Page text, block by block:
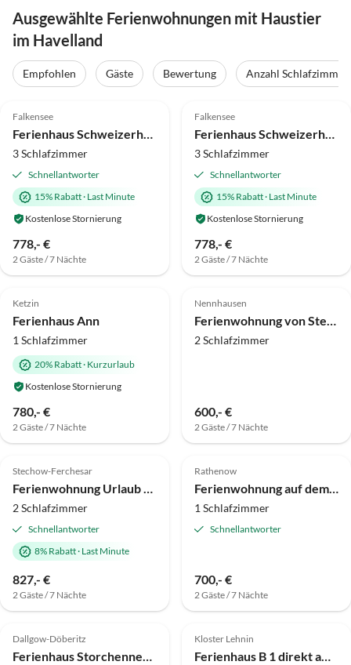
Ausgewählte Ferienwohnungen mit Haustier
im Havelland
Empfohlen Gäste Bewertung Anzahl Schlafzimmer
Top-Inserat
Falkensee
Ferienhaus Schweizerhaus
3 Schlafzimmer
Schnellantworter
15% Rabatt· Last Minute
Kostenlose Stornierung
778,- €
2 Gäste / 7 Nächte
Top-Inserat
Falkensee
Ferienhaus Schweizerhaus, FeWo Luzern (Obergeschoss)
3 Schlafzimmer
Schnellantworter
15% Rabatt· Last Minute
Kostenlose Stornierung
778,- €
2 Gäste / 7 Nächte
Top-Inserat
5.0 (17)
Ketzin
Ferienhaus Ann
1 Schlafzimmer
20% Rabatt· Kurzurlaub
Kostenlose Stornierung
780,- €
2 Gäste / 7 Nächte
4.9 (12)
Nennhausen
Ferienwohnung von Stechow
2 Schlafzimmer
600,- €
2 Gäste / 7 Nächte
Top-Inserat
4.8 (10)
Stechow-Ferchesar
Ferienwohnung Urlaub am See
2 Schlafzimmer
Schnellantworter
8% Rabatt· Last Minute
827,- €
2 Gäste / 7 Nächte
5.0 (9)
Rathenow
Ferienwohnung auf dem Ferienhof Rausch
1 Schlafzimmer
Schnellantworter
700,- €
2 Gäste / 7 Nächte
4.9 (4)
Dallgow-Döberitz
Ferienhaus Storchennest 2, Falkensee
5.0 (3)
Kloster Lehnin
Ferienhaus B 1 direkt am Netzener See